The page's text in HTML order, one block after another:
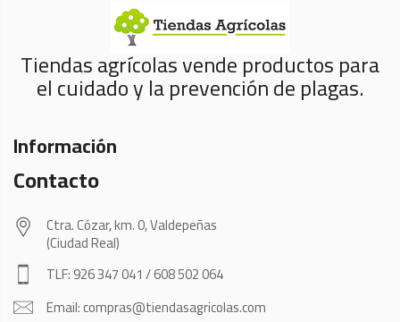
Tiendas agrícolas vende productos para
el cuidado y la prevención de plagas.
Información
Contacto
Ctra. Cózar, km. 0, Valdepeñas
(Ciudad Real)
TLF: 926 347 041 / 608 502 064
Email: compras@tiendasagricolas.com